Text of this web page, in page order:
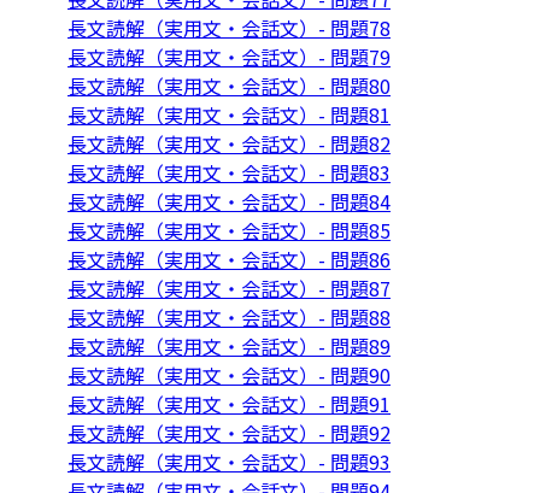
長文読解（実用文・会話文）- 問題78
長文読解（実用文・会話文）- 問題79
長文読解（実用文・会話文）- 問題80
長文読解（実用文・会話文）- 問題81
長文読解（実用文・会話文）- 問題82
長文読解（実用文・会話文）- 問題83
長文読解（実用文・会話文）- 問題84
長文読解（実用文・会話文）- 問題85
長文読解（実用文・会話文）- 問題86
長文読解（実用文・会話文）- 問題87
長文読解（実用文・会話文）- 問題88
長文読解（実用文・会話文）- 問題89
長文読解（実用文・会話文）- 問題90
長文読解（実用文・会話文）- 問題91
長文読解（実用文・会話文）- 問題92
長文読解（実用文・会話文）- 問題93